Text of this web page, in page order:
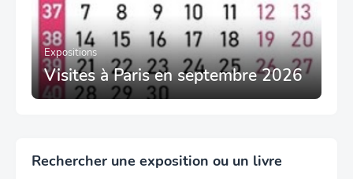
Expositions
Visites à Paris en septembre 2026
Rechercher une exposition ou un livre